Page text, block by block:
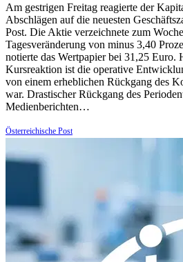
Am gestrigen Freitag reagierte der
Abschlägen auf die neuesten
Post. Die Aktie verzeichnete zum
Tagesveränderung von minus 3,40
notierte das Wertpapier bei 31,25 Euro.
Kursreaktion ist die operative
von einem erheblichen Rückgang des
war. Drastischer Rückgang des
Medienberichten…
Österreichische Post